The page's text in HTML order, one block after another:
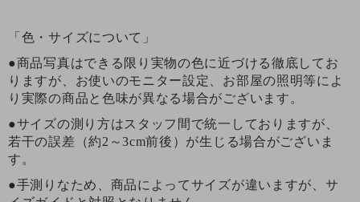
「色・サイズについて」
●商品写真はできる限り実物の色に近づける徹底してお
りますが、お使いのモニター設定、お部屋の照明等によ
り実際の商品と色味が異なる場合がございます。
●サイズの測り方はスタッフ間で統一しておりますが、
若干の誤差（約2～3cm前後）が生じる場合がございま
す。
●手測りなため、商品によってサイズが違いますが、サ